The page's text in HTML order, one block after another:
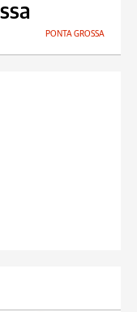
PONTA GROSSA